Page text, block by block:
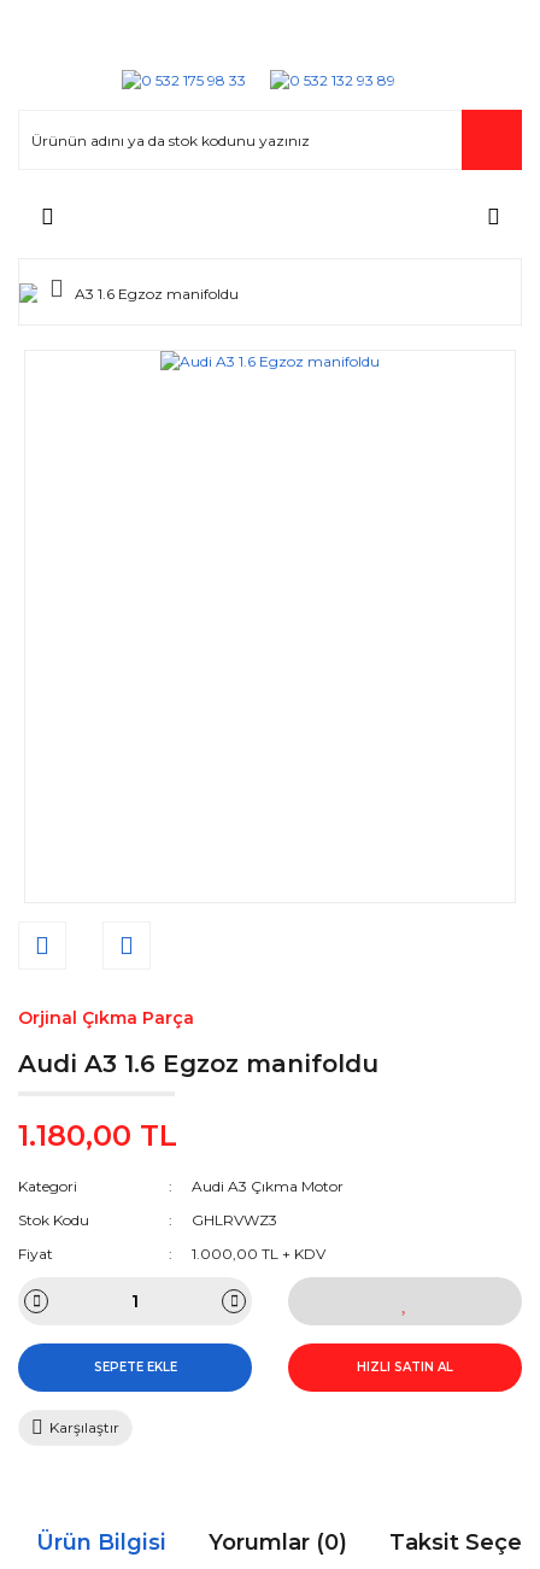
Orjinal Çıkma Parça
Audi A3 1.6 Egzoz manifoldu
1.180,00 TL
Kategori
Audi A3 Çıkma Motor
Stok Kodu
GHLRVWZ3
Fiyat
1.000,00 TL + KDV
SEPETE EKLE HIZLI SATIN AL
Karşılaştır
Ürün Bilgisi Yorumlar (0) Taksit